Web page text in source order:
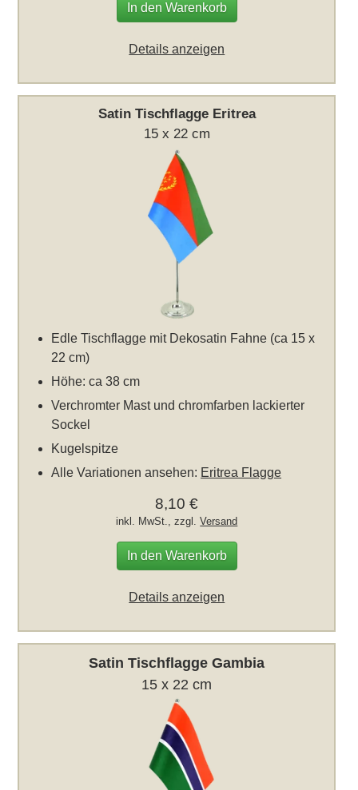
In den Warenkorb
Details anzeigen
Satin Tischflagge Eritrea
15 x 22 cm
Edle Tischflagge mit Dekosatin Fahne (ca 15 x
22 cm)
Höhe: ca 38 cm
Verchromter Mast und chromfarben lackierter
Sockel
Kugelspitze
Alle Variationen ansehen: Eritrea Flagge
8,10 €
inkl. MwSt., zzgl.Versand
In den Warenkorb
Details anzeigen
Satin Tischflagge Gambia
15 x 22 cm